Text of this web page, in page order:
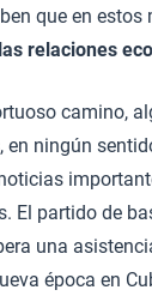
que en
relaciones
camino,
ningún
El partido de
una
época en